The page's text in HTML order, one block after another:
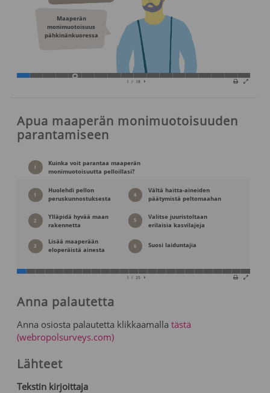
Apua maaperän monimuotoisuuden
parantamiseen
Anna palautetta
Anna osiosta palautetta klikkaamalla tästä
(webropolsurveys.com)
Lähteet
Tekstin kirjoittaja